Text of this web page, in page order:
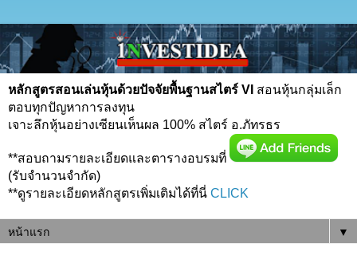
หลักสูตรสอนเล่นหุ้นด้วยปัจจัยพื้นฐานสไตร์ VI สอนหุ้นกลุ่มเล็ก
ตอบทุกปัญหาการลงทุน
เจาะลึกหุ้นอย่างเซียนเห็นผล 100% สไตร์ อ.ภัทรธร
**สอบถามรายละเอียดและตารางอบรมที่
(รับจำนวนจำกัด)
**ดูรายละเอียดหลักสูตรเพิ่มเติมได้ที่นี่ CLICK
▼